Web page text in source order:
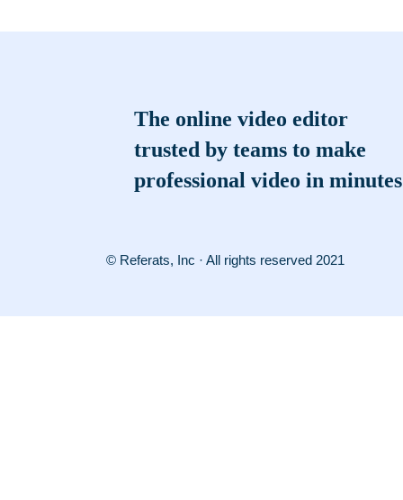
The online video editor
trusted by teams to make
professional video in minutes
© Referats, Inc · All rights reserved 2021